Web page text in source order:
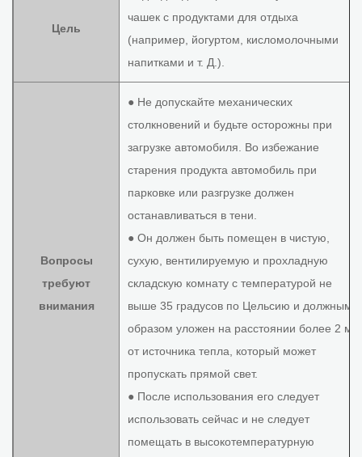
Цель
чашек с продуктами для отдыха
(например, йогуртом, кисломолочными
напитками и т. Д.).
Вопросы
требуют
внимания
● Не допускайте механических
столкновений и будьте осторожны при
загрузке автомобиля. Во избежание
старения продукта автомобиль при
парковке или разгрузке должен
останавливаться в тени.
● Он должен быть помещен в чистую,
сухую, вентилируемую и прохладную
складскую комнату с температурой не
выше 35 градусов по Цельсию и должным
образом уложен на расстоянии более 2 м
от источника тепла, который может
пропускать прямой свет.
● После использования его следует
использовать сейчас и не следует
помещать в высокотемпературную